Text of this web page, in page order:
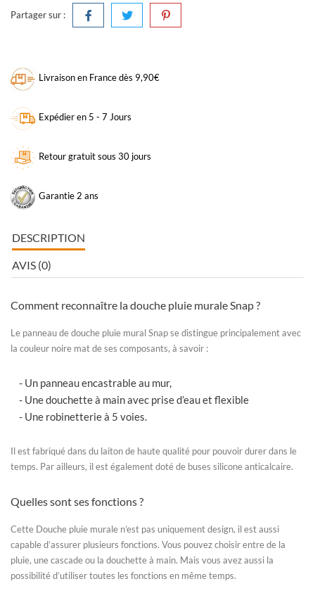
Partager sur :
Livraison en France dès 9,90€
Expédier en 5 - 7 Jours
Retour gratuit sous 30 jours
Garantie 2 ans
DESCRIPTION
AVIS (0)
Comment reconnaître la douche pluie murale Snap ?
Le panneau de douche pluie muralSnap se distingue principalement avec
la couleur noire mat de ses composants, à savoir :
- Un panneau encastrable au mur,
- Une douchette à main avec prise d’eau et flexible
- Une robinetterie à 5 voies.
Il est fabriqué dans du laiton de haute qualité pour pouvoir durer dans le
temps. Par ailleurs, il est également doté de buses silicone anticalcaire.
Quelles sont ses fonctions ?
Cette Douche pluie murale n’est pas uniquement design, il est aussi
capable d’assurer plusieurs fonctions. Vous pouvez choisir entre de la
pluie, une cascade ou la douchette à main. Mais vous avez aussi la
possibilité d’utiliser toutes les fonctions en même temps.